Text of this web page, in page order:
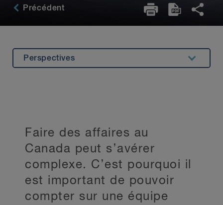
Précédent
Principaux contacts
Perspectives
Restez au courant
Faire des affaires au
Canada peut s’avérer
complexe. C’est pourquoi il
est important de pouvoir
compter sur une équipe